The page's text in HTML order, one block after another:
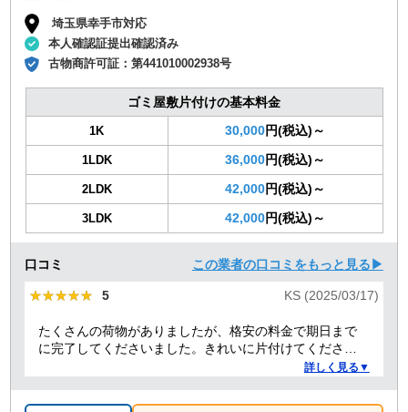
埼玉県幸手市対応
本人確認証提出確認済み
古物商許可証：第441010002938号
ゴミ屋敷片付けの基本料金
1K 30,000円(税込)～
1LDK 36,000円(税込)～
2LDK 42,000円(税込)～
3LDK 42,000円(税込)～
口コミ この業者の口コミをもっと見る▶
★★★★★
★★★★★ 5 KS (2025/03/17)
たくさんの荷物がありましたが、格安の料金で期日まで
に完了してくださいました。きれいに片付けてくださり
ありがとうございました。作業の進捗も報告してくださ
詳しく見る▼